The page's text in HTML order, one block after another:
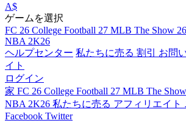
A$
ゲームを選択
FC 26 College Football 27 MLB The Show 26
NBA 2K26
ヘルプセンター 私たちに売る 割引 お問
イト
ログイン
家 FC 26 College Football 27 MLB The
NBA 2K26 私たちに売る アフィリエイト
Facebook Twitter